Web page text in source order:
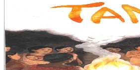
E penn uhelañ an torgennoù glas, lec'h ma
gant latar ar beurevezhioù disafar, eo
anvet Sakamch'en. En tu all...